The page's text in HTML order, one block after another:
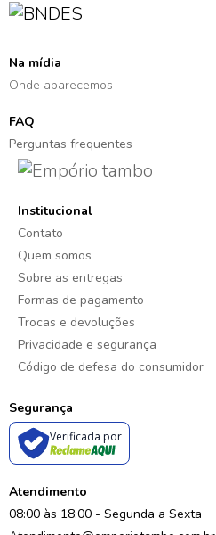
Na mídia
Onde aparecemos
FAQ
Perguntas frequentes
Institucional
Contato
Quem somos
Sobre as entregas
Formas de pagamento
Trocas e devoluções
Privacidade e segurança
Código de defesa do consumidor
Segurança
Verificada por
Atendimento
08:00 às 18:00 - Segunda a Sexta